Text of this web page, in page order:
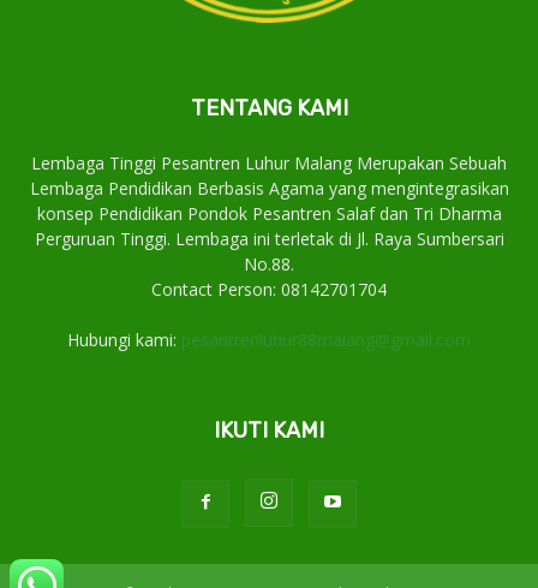
TENTANG KAMI
Lembaga Tinggi Pesantren Luhur Malang Merupakan Sebuah
Lembaga Pendidikan Berbasis Agama yang mengintegrasikan
konsep Pendidikan Pondok Pesantren Salaf dan Tri Dharma
Perguruan Tinggi. Lembaga ini terletak di Jl. Raya Sumbersari
No.88.
Contact Person: 08142701704
Hubungi kami: pesantrenluhur88malang@gmail.com
IKUTI KAMI